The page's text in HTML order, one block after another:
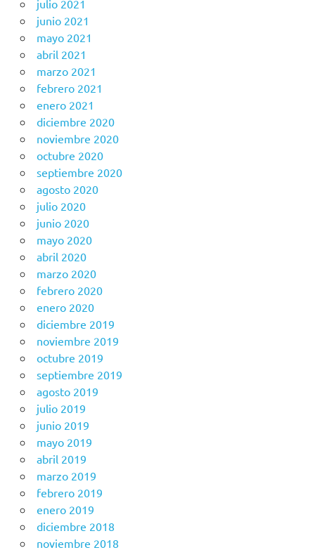
julio 2021
junio 2021
mayo 2021
abril 2021
marzo 2021
febrero 2021
enero 2021
diciembre 2020
noviembre 2020
octubre 2020
septiembre 2020
agosto 2020
julio 2020
junio 2020
mayo 2020
abril 2020
marzo 2020
febrero 2020
enero 2020
diciembre 2019
noviembre 2019
octubre 2019
septiembre 2019
agosto 2019
julio 2019
junio 2019
mayo 2019
abril 2019
marzo 2019
febrero 2019
enero 2019
diciembre 2018
noviembre 2018